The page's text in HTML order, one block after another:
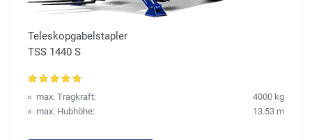
Teleskopgabelstapler
TSS 1440 S
max. Tragkraft:
4000 kg
max. Hubhöhe:
13.53 m